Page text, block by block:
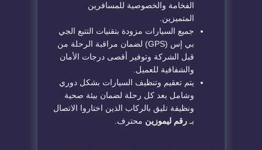
الفخامة والخصوصية للمسافرين
المتميزين.
​جميع السيارات مزودة بتقنيات التتبع الجي
بي إس (GPS) لضمان مراقبة الرحلة من
قبل الشركة وتوفير أقصى درجات الأمان
والشفافية للعميل.
​يتم تعقيم وتنظيف السيارات بشكل دوري
وشامل بعد كل رحلة لضمان بيئة صحية
ونظيفة تليق بالركاب الذين اختاروا الاتصال
بـ رقم ليموزين محترف.